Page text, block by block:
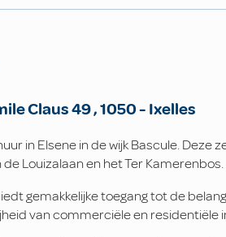
Claus49,1050- Ixelles
in Elsene in de wijk Bascule.
Louizalaan en het Ter Kamerenbos.
gemakkelijke toegang tot de
van commerciële en residentiële